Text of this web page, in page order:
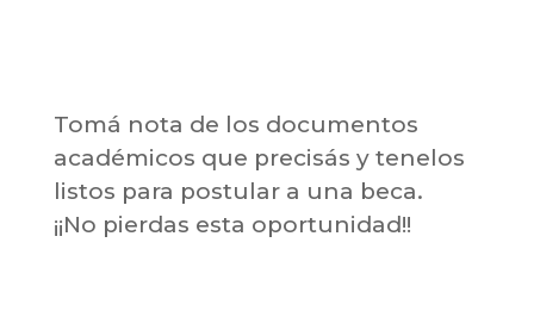
Tomá nota de los documentos
académicos que precisás y tenelos
listos para postular a una beca.
¡¡No pierdas esta oportunidad!!